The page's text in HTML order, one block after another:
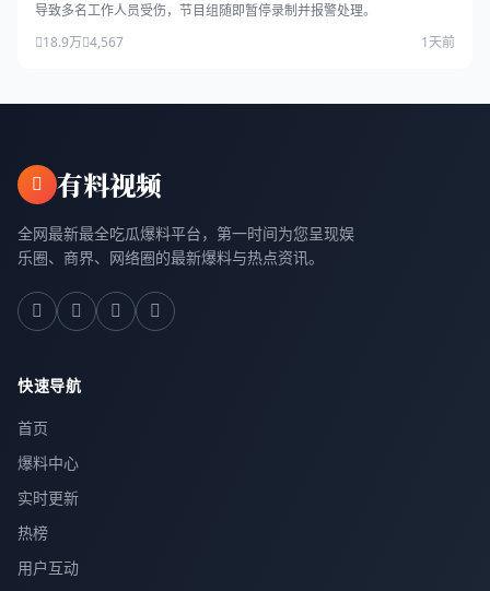
导致多名工作人员受伤，节目组随即暂停录制并报警处理。
18.9万 4,567 1天前
有料视频
全网最新最全吃瓜爆料平台，第一时间为您呈现娱
乐圈、商界、网络圈的最新爆料与热点资讯。
快速导航
首页
爆料中心
实时更新
热榜
用户互动